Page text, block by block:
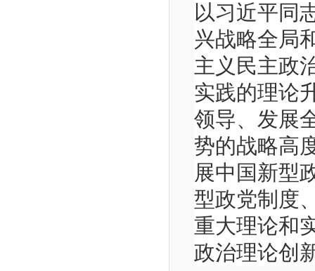
以习近平同
兴战略全局
主义民主政
实践的理论
领导、发展
势的战略高
展中国新型
型政党制度
重大理论和
政治理论创